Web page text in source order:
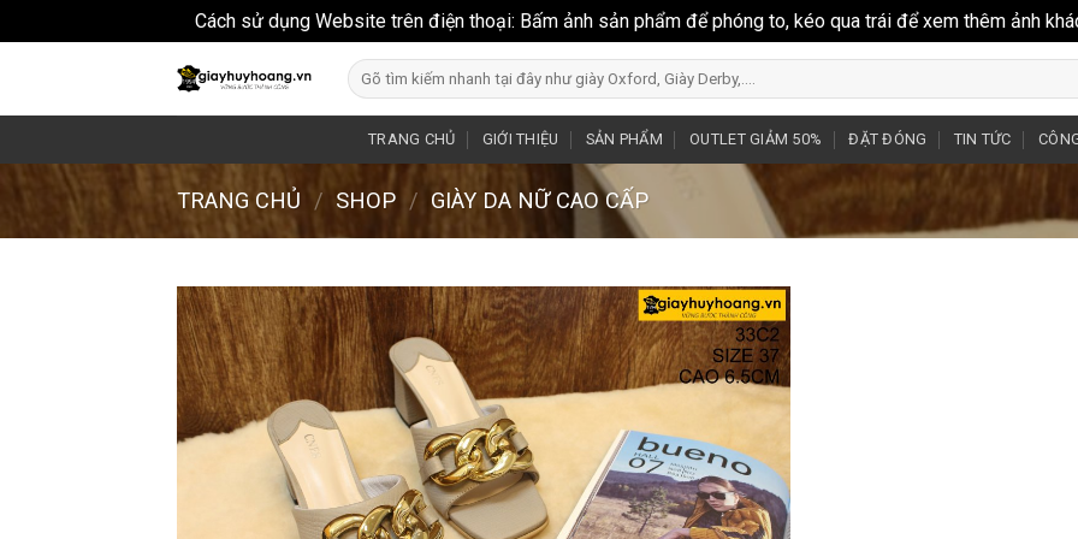
Cách sử dụng Website trên điện thoại: Bấm ảnh sản phẩm để phóng to, kéo qua trái để xem thêm ảnh
content
Search
for:
TRANG CHỦ GIỚI THIỆU SẢN PHẨM OUTLET GIẢM 50% ĐẶT ĐÓNG TIN TỨC
TRANG CHỦ / SHOP / GIÀY DA NỮ CAO CẤP